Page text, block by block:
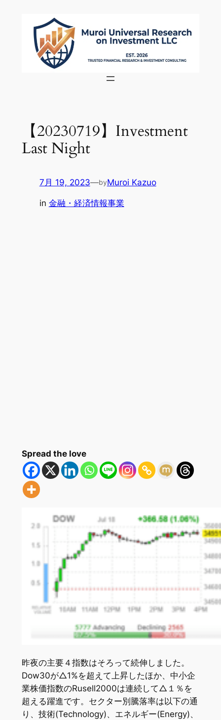
【20230719】Investment
Last Night
7月 19, 2023—byMuroi Kazuo
in 金融・経済情報事業
Spread the love
昨夜の主要４指数はそろって続伸しました。
Dow30が△1%を超えて上昇したほか、中小企
業株価指数のRusell2000は連続して△１％を
超える躍進です。セクター別騰落率は以下の通
り、技術(Technology)、エネルギー(Energy)、